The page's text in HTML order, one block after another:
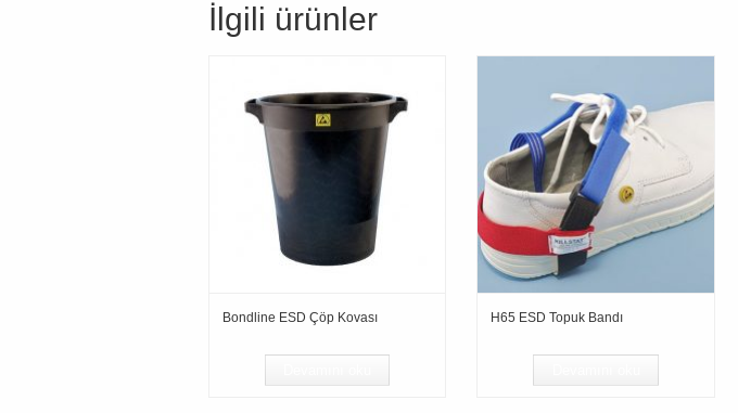
İlgili ürünler
Bondline ESD Çöp Kovası H65 ESD Topuk Bandı